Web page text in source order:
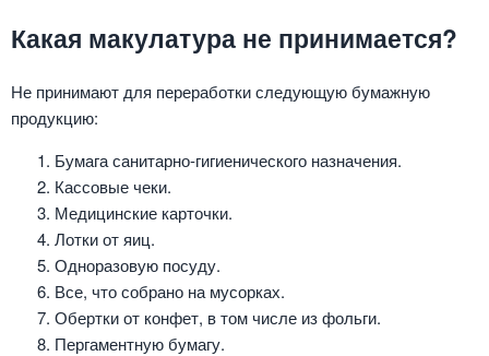
Какая макулатура не принимается?
Не принимают для переработки следующую бумажную
продукцию:
Бумага санитарно-гигиенического назначения.
Кассовые чеки.
Медицинские карточки.
Лотки от яиц.
Одноразовую посуду.
Все, что собрано на мусорках.
Обертки от конфет, в том числе из фольги.
Пергаментную бумагу.